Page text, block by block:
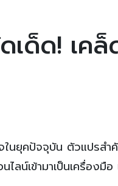
ด็ด! เคล็
ในยุคปัจจุบัน ตัวแปรส
ไลน์เข้ามาเป็นเครื่องมื